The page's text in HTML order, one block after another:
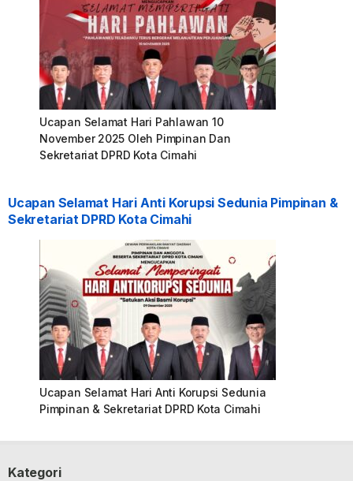
Ucapan Selamat Hari Pahlawan 10
November 2025 Oleh Pimpinan Dan
Sekretariat DPRD Kota Cimahi
Ucapan Selamat Hari Anti Korupsi Sedunia Pimpinan &
Sekretariat DPRD Kota Cimahi
Ucapan Selamat Hari Anti Korupsi Sedunia
Pimpinan & Sekretariat DPRD Kota Cimahi
Kategori